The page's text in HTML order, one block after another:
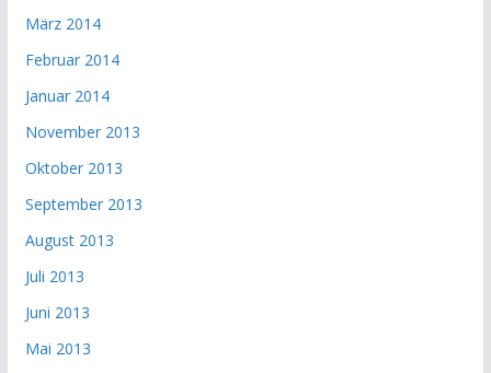
März 2014
Februar 2014
Januar 2014
November 2013
Oktober 2013
September 2013
August 2013
Juli 2013
Juni 2013
Mai 2013